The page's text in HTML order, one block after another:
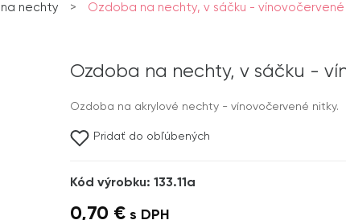
nechty > Ozdoba na nechty, v sáčku - vínovočervené
Ozdoba na nechty, v sáčku -
Ozdoba na akrylové nechty - vínovočervené nitky.
Pridať do obľúbených
Kód výrobku: 133.11a
0,70 € s DPH